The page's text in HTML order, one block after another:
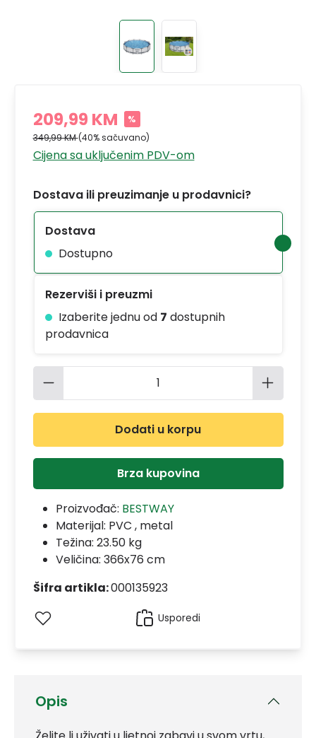
Opis
209,99 KM %
349,99 KM(40% sačuvano)
Cijena sa uključenim PDV-om
Dostava ili preuzimanje u prodavnici?
Dostava
Dostupno
Rezerviši i preuzmi
Izaberite jednu od 7 dostupnih
prodavnica
Količina proizvoda: Unesite
Dodati u korpu
Brza kupovina
Proizvođač: BESTWAY
Materijal: PVC , metal
Težina: 23.50 kg
Veličina: 366x76 cm
Šifra artikla:000135923
Usporedi